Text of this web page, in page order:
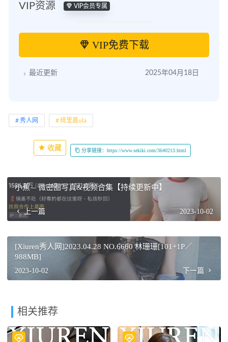
VIP资源 VIP会员专属
VIP免费下载
最近更新 2025年04月18日
秀人网 绮里嘉ula
收藏 分享链接：https://www.sekiki.com/3640213.html
小蕉 – 微密圈写真&视频合集【持续更新中】
上一篇 2023-10-02
[Xiuren秀人网]2023.04.28 NO.6660 林珊珊[101+1P／
988MB]
2023-10-02 下一篇
相关推荐